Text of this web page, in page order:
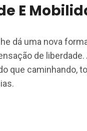
E
dá uma nova
de
que caminhando,